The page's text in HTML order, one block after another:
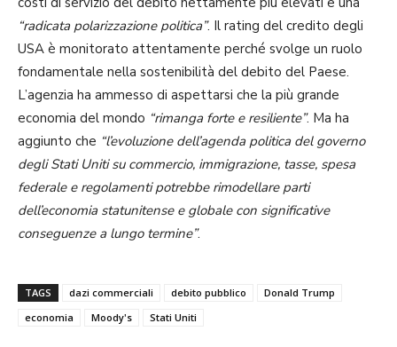
“radicata polarizzazione politica”. Il rating del credito degli
USA è monitorato attentamente perché svolge un ruolo
fondamentale nella sostenibilità del debito del Paese.
L’agenzia ha ammesso di aspettarsi che la più grande
economia del mondo “rimanga forte e resiliente”. Ma ha
aggiunto che “l’evoluzione dell’agenda politica del governo
degli Stati Uniti su commercio, immigrazione, tasse, spesa
federale e regolamenti potrebbe rimodellare parti
dell’economia statunitense e globale con significative
conseguenze a lungo termine”.
TAGS dazi commerciali debito pubblico
Donald Trump
economia
Moody's Stati Uniti